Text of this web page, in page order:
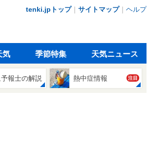
tenki.jpトップ｜ サイトマップ｜ ヘルプ
気 季節特集 天気ニュース
報士の解説 熱中症情報 注目